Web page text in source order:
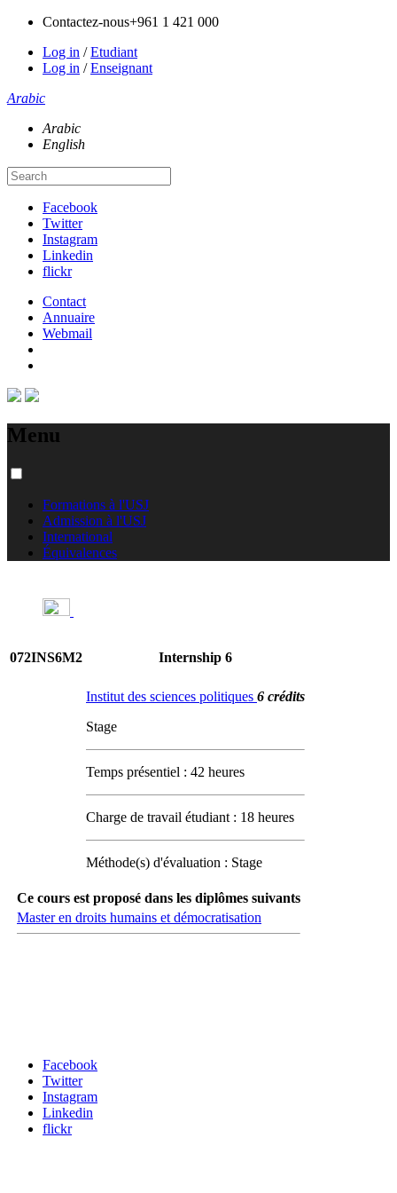
Contactez-nous+961 1 421 000
Log in /Etudiant
Log in /Enseignant
Arabic
Arabic
English
Facebook
Twitter
Instagram
Linkedin
flickr
Contact
Annuaire
Webmail
Menu
Formations à l'USJ
Admission à l'USJ
International
Équivalences
072INS6M2 Internship 6
Institut des sciences politiques 6 crédits
Stage
Temps présentiel : 42 heures
Charge de travail étudiant : 18 heures
Méthode(s) d'évaluation : Stage
Ce cours est proposé dans les diplômes suivants
Master en droits humains et démocratisation
Facebook
Twitter
Instagram
Linkedin
flickr